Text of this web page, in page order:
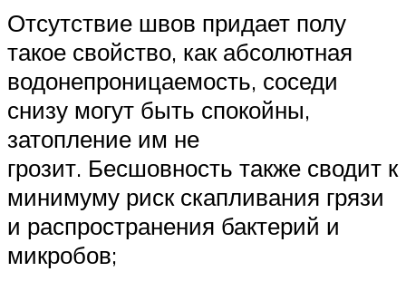
Отсутствие швов придает полу
такое свойство, как абсолютная
водонепроницаемость, соседи
снизу могут быть спокойны,
затопление им не
грозит. Бесшовность также сводит к
минимуму риск скапливания грязи
и распространения бактерий и
микробов;